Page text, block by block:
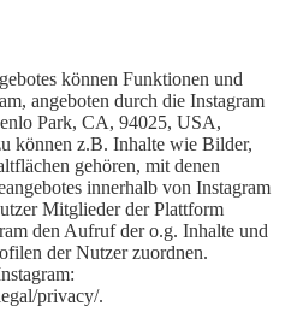
können Funktionen und
angeboten durch die Instagram
Park, CA, 94025, USA,
können z.B. Inhalte wie Bilder,
gehören, mit denen
innerhalb von Instagram
Mitglieder der Plattform
den Aufruf der o.g. Inhalte und
der Nutzer zuordnen.
privacy/.